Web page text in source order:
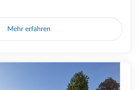
Mehr erfahren